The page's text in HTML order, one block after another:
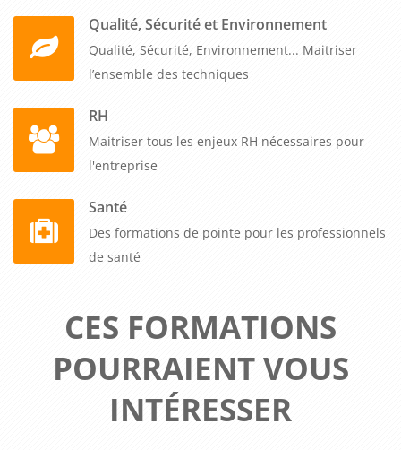
Qualité, Sécurité et Environnement
Qualité, Sécurité, Environnement... Maitriser
l’ensemble des techniques
RH
Maitriser tous les enjeux RH nécessaires pour
l'entreprise
Santé
Des formations de pointe pour les professionnels
de santé
CES FORMATIONS
POURRAIENT VOUS
INTÉRESSER